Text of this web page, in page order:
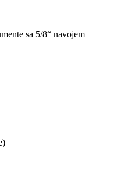
sa 5/8“ navojem